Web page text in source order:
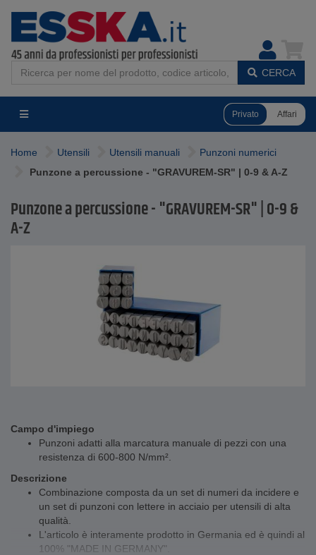
CERCA
Privato Affari
Home Utensili Utensili manuali
Punzoni numerici
Punzone a percussione - "GRAVUREM-SR" | 0-9 & A-Z
Punzone a percussione - "GRAVUREM-SR" | 0-9 &
A-Z
Campo d'impiego
Punzoni adatti alla marcatura manuale di pezzi con una
resistenza di 600-800 N/mm².
Descrizione
Combinazione composta da un set di numeri da incidere e
un set di punzoni con lettere in acciaio per utensili di alta
qualità.
L'articolo è interamente prodotto in Germania ed è quindi al
100% "MADE IN GERMANY".